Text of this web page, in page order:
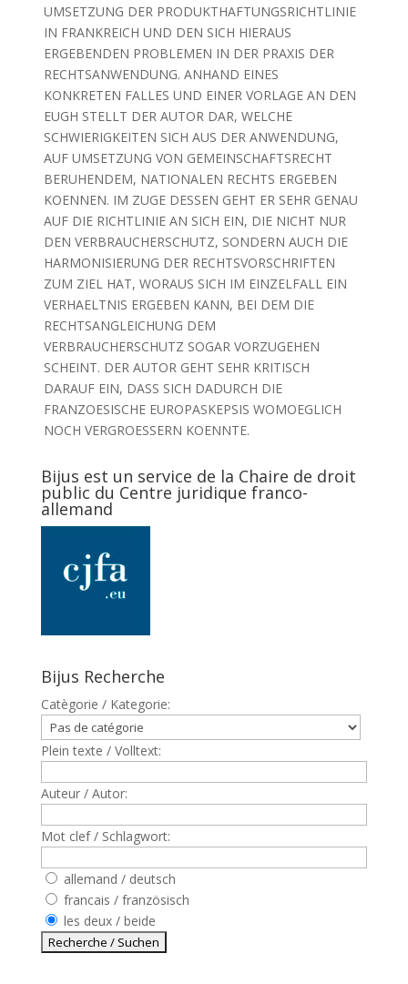
UMSETZUNG DER PRODUKTHAFTUNGSRICHTLINIE
IN FRANKREICH UND DEN SICH HIERAUS
ERGEBENDEN PROBLEMEN IN DER PRAXIS DER
RECHTSANWENDUNG. ANHAND EINES
KONKRETEN FALLES UND EINER VORLAGE AN DEN
EUGH STELLT DER AUTOR DAR, WELCHE
SCHWIERIGKEITEN SICH AUS DER ANWENDUNG,
AUF UMSETZUNG VON GEMEINSCHAFTSRECHT
BERUHENDEM, NATIONALEN RECHTS ERGEBEN
KOENNEN. IM ZUGE DESSEN GEHT ER SEHR GENAU
AUF DIE RICHTLINIE AN SICH EIN, DIE NICHT NUR
DEN VERBRAUCHERSCHUTZ, SONDERN AUCH DIE
HARMONISIERUNG DER RECHTSVORSCHRIFTEN
ZUM ZIEL HAT, WORAUS SICH IM EINZELFALL EIN
VERHAELTNIS ERGEBEN KANN, BEI DEM DIE
RECHTSANGLEICHUNG DEM
VERBRAUCHERSCHUTZ SOGAR VORZUGEHEN
SCHEINT. DER AUTOR GEHT SEHR KRITISCH
DARAUF EIN, DASS SICH DADURCH DIE
FRANZOESISCHE EUROPASKEPSIS WOMOEGLICH
NOCH VERGROESSERN KOENNTE.
Bijus est un service de la Chaire de droit
public du Centre juridique franco-
allemand
Bijus Recherche
Catègorie / Kategorie:
Plein texte / Volltext:
Auteur / Autor:
Mot clef / Schlagwort:
allemand / deutsch
francais / französisch
les deux / beide